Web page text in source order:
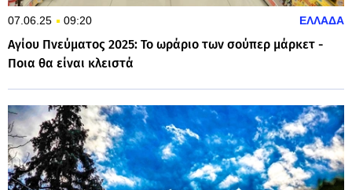
07.06.25 09:20 ΕΛΛΑΔΑ
Αγίου Πνεύματος 2025: Το ωράριο των σούπερ μάρκετ -
Ποια θα είναι κλειστά